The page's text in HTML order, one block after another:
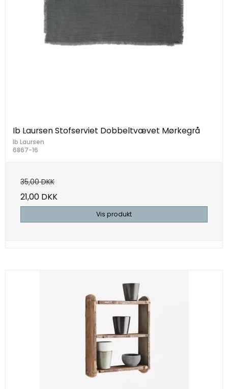
Ib Laursen Stofserviet Dobbeltvævet Mørkegrå
Ib Laursen
6867-16
35,00 DKK
21,00 DKK
Vis produkt